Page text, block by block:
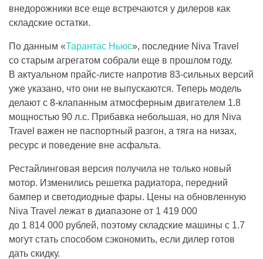
внедорожники все еще встречаются у дилеров как
складские остатки.
По данным «Тарантас Ньюс», последние Niva Travel
со старым агрегатом собрали еще в прошлом году.
В актуальном прайс-листе напротив 83-сильных версий
уже указано, что они не выпускаются. Теперь модель
делают с 8-клапанным атмосферным двигателем 1.8
мощностью 90 л.с. Прибавка небольшая, но для Niva
Travel важен не паспортный разгон, а тяга на низах,
ресурс и поведение вне асфальта.
Рестайлинговая версия получила не только новый
мотор. Изменились решетка радиатора, передний
бампер и светодиодные фары. Цены на обновленную
Niva Travel лежат в диапазоне от 1 419 000
до 1 814 000 рублей, поэтому складские машины с 1.7
могут стать способом сэкономить, если дилер готов
дать скидку.